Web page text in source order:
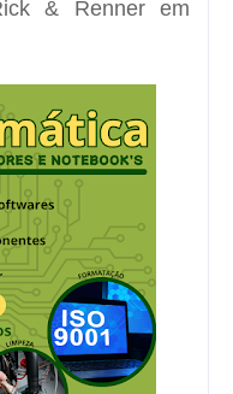
& Renner em